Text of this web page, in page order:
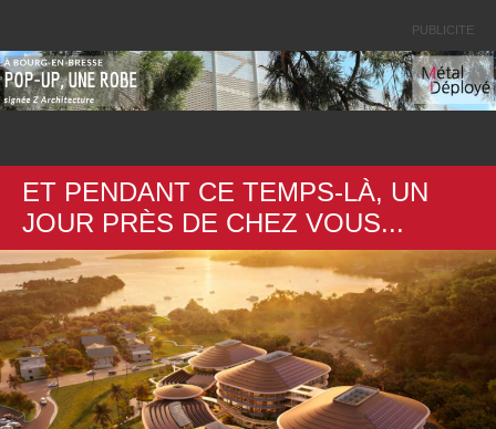
PUBLICITE
ET PENDANT CE TEMPS-LÀ, UN
JOUR PRÈS DE CHEZ VOUS...